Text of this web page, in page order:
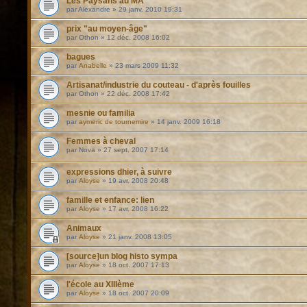
parAlexandre » 29 janv. 2010 19:31
prix "au moyen-âge"
par Othon » 12 déc. 2008 16:02
bagues
par Anabelle » 23 mars 2009 11:32
Artisanat/industrie du couteau - d'après fouilles
par Othon » 22 déc. 2008 17:42
mesnie ou familia
par aymeric de tournemire » 14 janv. 2009 16:18
Femmes à cheval
par Nova » 27 sept. 2007 17:14
expressions dhier, à suivre
par Aloyse » 19 avr. 2008 20:48
famille et enfance: lien
par Aloyse » 17 avr. 2008 16:22
Animaux
par Aloyse » 21 janv. 2008 13:05
[source]un blog histo sympa
par Aloyse » 18 oct. 2007 17:13
l'école au XIIIème
par Aloyse » 18 oct. 2007 20:09